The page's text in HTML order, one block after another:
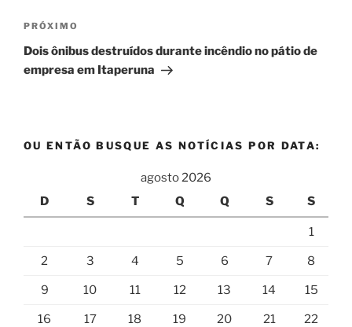
Próximo
post
PRÓXIMO
Dois ônibus destruídos durante incêndio no pátio de
empresa em Itaperuna
OU ENTÃO BUSQUE AS NOTÍCIAS POR DATA:
agosto 2026
D
S T Q Q S S
1
2 3 4 5 6 7 8
9 10 11 12 13 14 15
16 17 18 19 20 21 22